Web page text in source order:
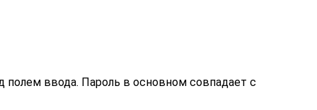
полем ввода. Пароль в основном совпадает с